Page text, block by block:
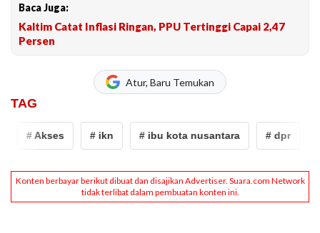
Baca Juga:
Kaltim Catat Inflasi Ringan, PPU Tertinggi Capai 2,47
Persen
Atur, Baru Temukan
TAG
# Akses # ikn # ibu kota nusantara # dpr